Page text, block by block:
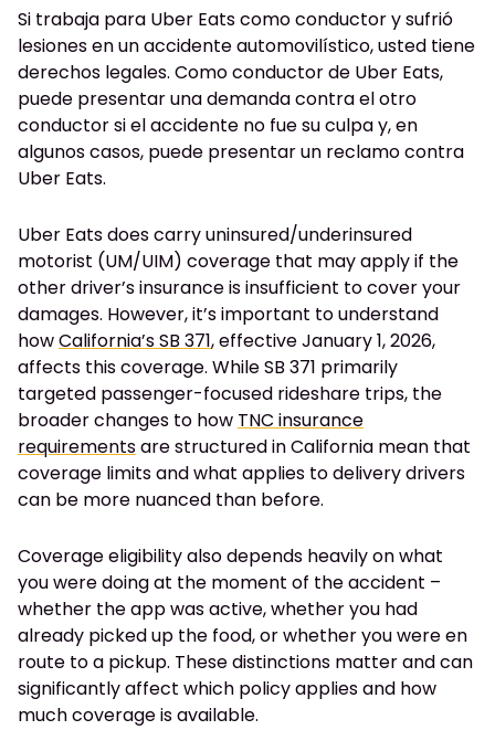
Si trabaja para Uber Eats como conductor y sufrió
lesiones en un accidente automovilístico, usted tiene
derechos legales. Como conductor de Uber Eats,
puede presentar una demanda contra el otro
conductor si el accidente no fue su culpa y, en
algunos casos, puede presentar un reclamo contra
Uber Eats.
Uber Eats does carry uninsured/underinsured
motorist (UM/UIM) coverage that may apply if the
other driver’s insurance is insufficient to cover your
damages. However, it’s important to understand
howCalifornia’s SB 371, effective January 1, 2026,
affects this coverage. While SB 371 primarily
targeted passenger-focused rideshare trips, the
broader changes to how TNC insurance
requirementsare structured in California mean that
coverage limits and what applies to delivery drivers
can be more nuanced than before.
Coverage eligibility also depends heavily on what
you were doing at the moment of the accident –
whether the app was active, whether you had
already picked up the food, or whether you were en
route to a pickup. These distinctions matter and can
significantly affect which policy applies and how
much coverage is available.